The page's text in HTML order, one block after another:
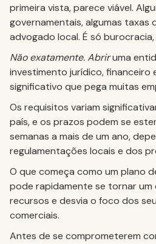
primeira vista, parece viável.
governamentais, algumas taxas
advogado local. É só
Não exatamente. Abriruma
investimento jurídico, financeiro
significativo que pega muitas
Os requisitos variam
país, e os prazos podem se
semanas a mais de um ano,
regulamentações locais e dos
O que começa como um plano
pode rapidamente se tornar
recursos e desvia o foco dos
comerciais.
Antes de se comprometerem